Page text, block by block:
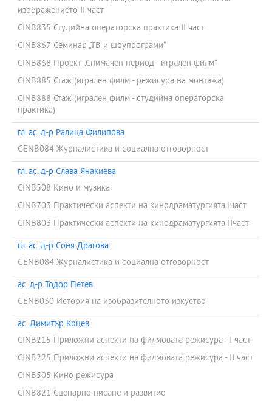
изображението ІІ част
CINB835 Студийна операторска практика ІІ част
CINB867 Семинар „ТВ и шоупрограми“
CINB868 Проект „Снимачен период - игрален филм“
CINB885 Стаж (игрален филм - режисура на монтажа)
CINB888 Стаж (игрален филм - студийна операторска
практика)
гл. ас. д-р Ралица Филипова
GENB084 Журналистика и социална отговорност
гл. ас. д-р Слава Янакиева
CINB508 Кино и музика
CINB703 Практически аспекти на кинодраматургията Iчаст
CINB803 Практически аспекти на кинодраматургията IIчаст
гл. ас. д-р Соня Драгова
GENB084 Журналистика и социална отговорност
ас. д-р Тодор Петев
GENB030 История на изобразителното изкуство
ас. Димитър Коцев
CINB215 Приложни аспекти на филмовата режисура - I част
CINB225 Приложни аспекти на филмовата режисура - II част
CINB505 Кино режисура
CINB821 Сценарно писане и развитие